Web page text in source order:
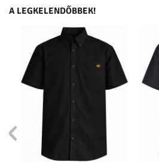
A LEGKELENDŐBBEK!